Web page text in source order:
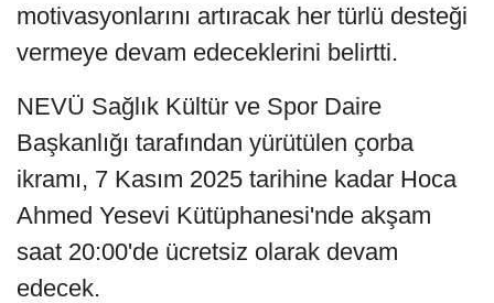
motivasyonlarını artıracak her türlü desteği
vermeye devam edeceklerini belirtti.
NEVÜ Sağlık Kültür ve Spor Daire
Başkanlığı tarafından yürütülen çorba
ikramı, 7 Kasım 2025 tarihine kadar Hoca
Ahmed Yesevi Kütüphanesi'nde akşam
saat 20:00'de ücretsiz olarak devam
edecek.